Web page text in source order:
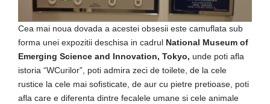
Cea mai noua dovada a acestei obsesii este camuflata sub
forma unei expozitii deschisa in cadrul National Museum of
Emerging Science and Innovation, Tokyo, unde poti afla
istoria “WCurilor”, poti admira zeci de toilete, de la cele
rustice la cele mai sofisticate, de aur cu pietre pretioase, poti
afla care e diferenta dintre fecalele umane si cele animale